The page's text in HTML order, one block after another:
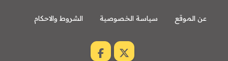
عن الموقع سياسة الخصوصية الشروط والاحكام